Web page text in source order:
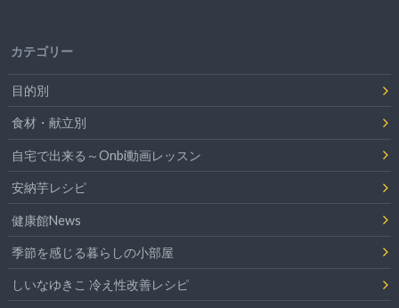
カテゴリー
目的別
食材・献立別
自宅で出来る～Onbi動画レッスン
安納芋レシピ
健康館News
季節を感じる暮らしの小部屋
しいなゆきこ 冷え性改善レシピ